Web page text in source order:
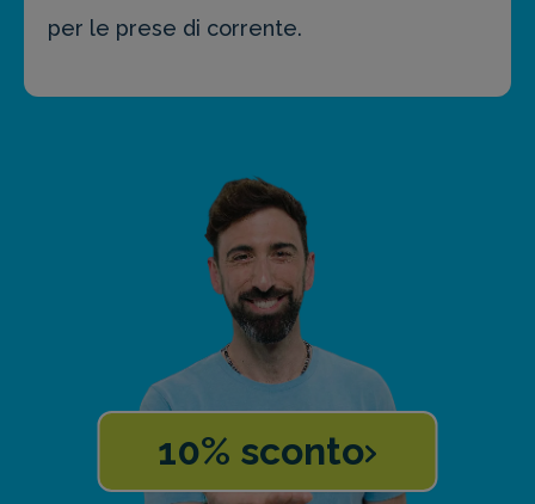
per le prese di corrente.
10% sconto